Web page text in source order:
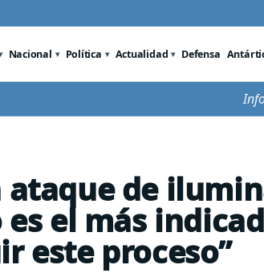
Nacional Política Actualidad Defensa
ataque de
es el más
este proceso”